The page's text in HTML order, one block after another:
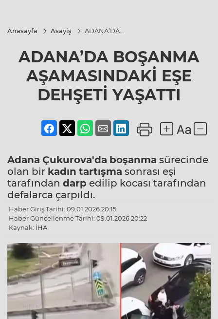
Anasayfa Asayiş
ADANA’DA
EŞE DEHŞETİ
YAŞATTI
ADANA’DA BOŞANMA
AŞAMASINDAKİ EŞE
DEHŞETİ YAŞATTI
Adana Çukurova'da boşanma sürecinde
olan bir kadın tartışma sonrası eşi
tarafından darp edilip kocası tarafından
defalarca çarpıldı.
Haber Giriş Tarihi: 09.01.2026 20:15
Haber Güncellenme Tarihi: 09.01.2026 20:22
Kaynak: İHA